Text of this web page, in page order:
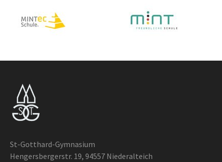
St-Gotthard-Gymnasium
Hengersbergerstr. 19, 94557 Niederalteich